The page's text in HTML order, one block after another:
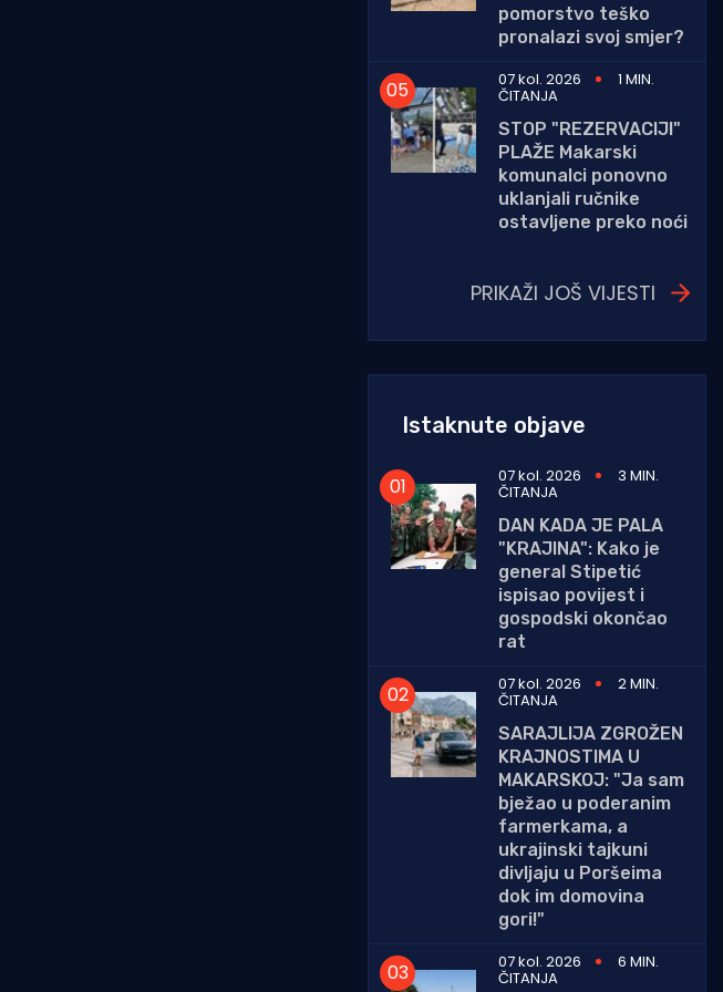
pomorstvo teško
pronalazi svoj smjer?
07 kol. 2026
1 MIN.
ČITANJA
STOP "REZERVACIJI"
PLAŽE Makarski
komunalci ponovno
uklanjali ručnike
ostavljene preko noći
PRIKAŽI JOŠ VIJESTI
Istaknute objave
07 kol. 2026 3 MIN.
ČITANJA
DAN KADA JE PALA
"KRAJINA": Kako je
general Stipetić
ispisao povijest i
gospodski okončao
rat
07 kol. 2026
2 MIN.
ČITANJA
SARAJLIJA ZGROŽEN
KRAJNOSTIMA U
MAKARSKOJ: "Ja sam
bježao u poderanim
farmerkama, a
ukrajinski tajkuni
divljaju u Poršeima
dok im domovina
gori!"
07 kol. 2026
6 MIN.
ČITANJA